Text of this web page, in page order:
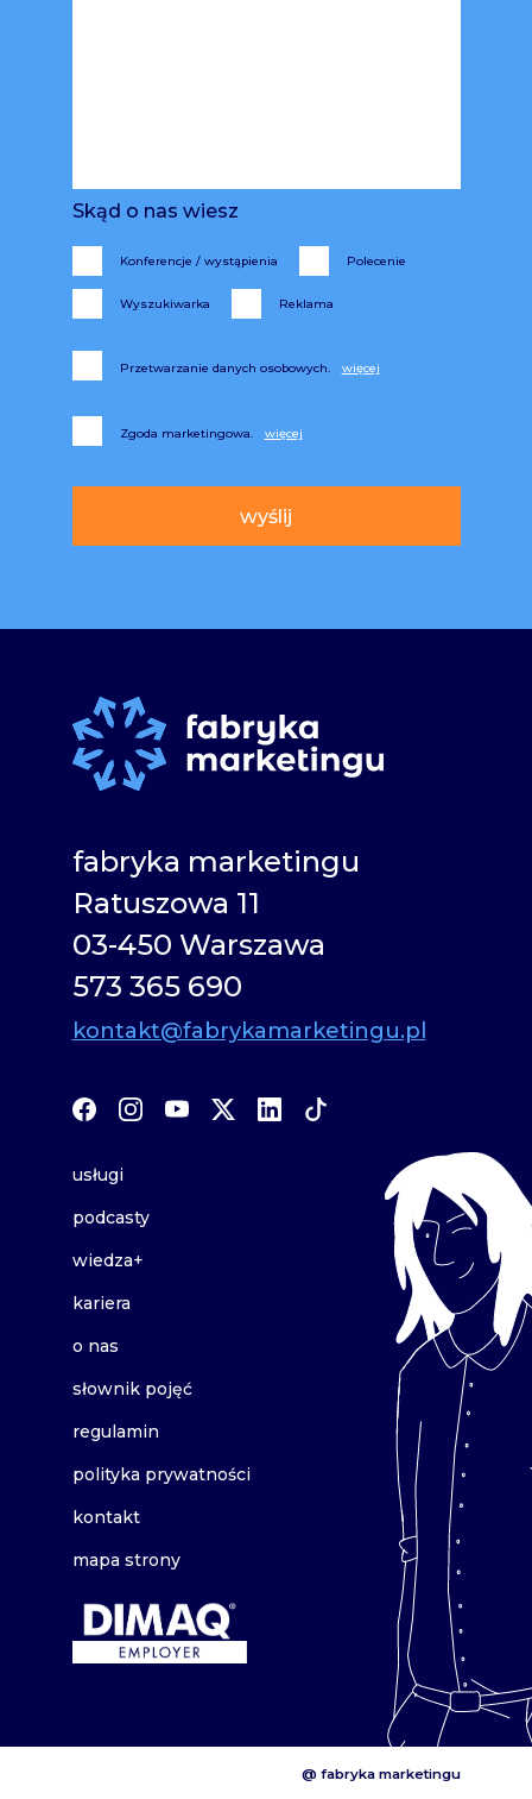
Skąd o nas wiesz
Konferencje / wystąpienia Polecenie
Wyszukiwarka Reklama
Przetwarzanie danych osobowych.
Zgoda marketingowa.
fabryka marketingu
Ratuszowa 11
03-450 Warszawa
573 365 690
kontakt@fabrykamarketingu.pl
usługi
podcasty
wiedza+
kariera
o nas
słownik pojęć
regulamin
polityka prywatności
kontakt
mapa strony
@ fabryka marketingu